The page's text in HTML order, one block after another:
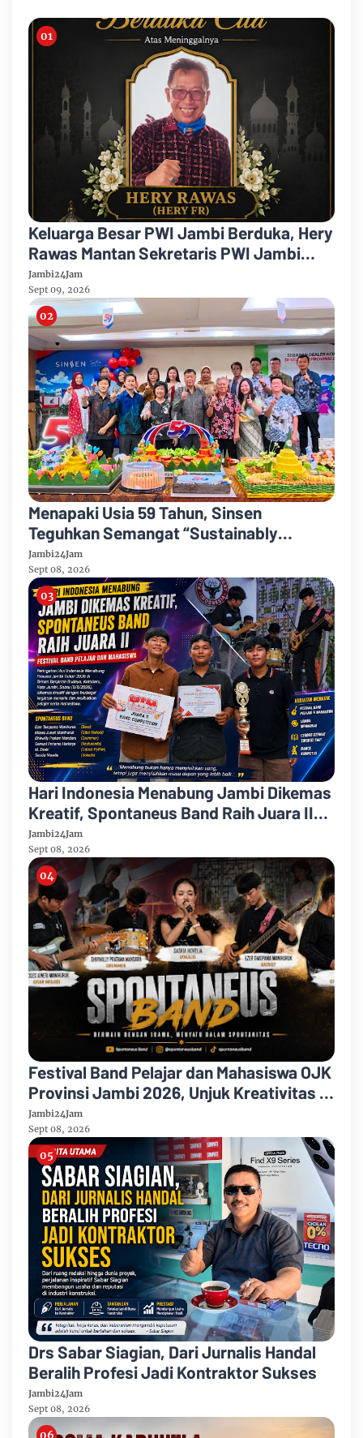
Keluarga Besar PWI Jambi Berduka, Hery
Rawas Mantan Sekretaris PWI Jambi
Tutup Usia
Jambi24Jam
Sept 09, 2026
Menapaki Usia 59 Tahun, Sinsen
Teguhkan Semangat “Sustainably
Growing”
Jambi24Jam
Sept 08, 2026
Hari Indonesia Menabung Jambi Dikemas
Kreatif, Spontaneus Band Raih Juara II
Festival Band Pelajar dan Mahasiswa
Jambi24Jam
Sept 08, 2026
Festival Band Pelajar dan Mahasiswa OJK
Provinsi Jambi 2026, Unjuk Kreativitas di
Taman Banjuran Budayo, Spontaneus
Band Raih Juara 2
Jambi24Jam
Sept 08, 2026
Drs Sabar Siagian, Dari Jurnalis Handal
Beralih Profesi Jadi Kontraktor Sukses
Jambi24Jam
Sept 08, 2026